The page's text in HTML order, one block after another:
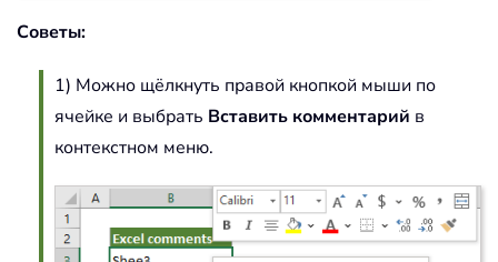
Советы:
1) Можно щёлкнуть правой кнопкой мыши по
ячейке и выбрать Вставить комментарий в
контекстном меню.